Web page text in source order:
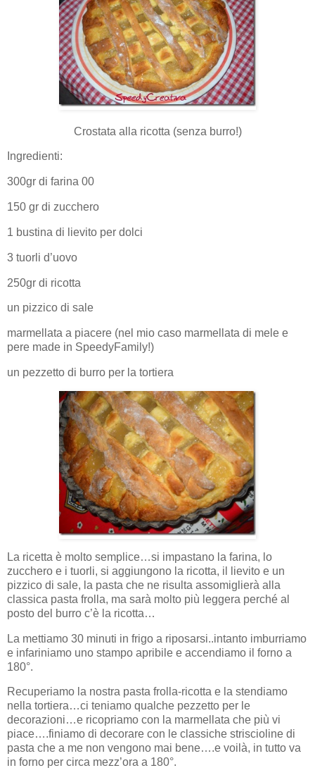
Crostata alla ricotta (senza burro!)
Ingredienti:
300gr di farina 00
150 gr di zucchero
1 bustina di lievito per dolci
3 tuorli d’uovo
250gr di ricotta
un pizzico di sale
marmellata a piacere (nel mio caso marmellata di mele e
pere made in SpeedyFamily!)
un pezzetto di burro per la tortiera
La ricetta è molto semplice…si impastano la farina, lo
zucchero e i tuorli, si aggiungono la ricotta, il lievito e un
pizzico di sale, la pasta che ne risulta assomiglierà alla
classica pasta frolla, ma sarà molto più leggera perché al
posto del burro c’è la ricotta…
La mettiamo 30 minuti in frigo a riposarsi..intanto imburriamo
e infariniamo uno stampo apribile e accendiamo il forno a
180°.
Recuperiamo la nostra pasta frolla-ricotta e la stendiamo
nella tortiera…ci teniamo qualche pezzetto per le
decorazioni…e ricopriamo con la marmellata che più vi
piace….finiamo di decorare con le classiche striscioline di
pasta che a me non vengono mai bene….e voilà, in tutto va
in forno per circa mezz’ora a 180°.